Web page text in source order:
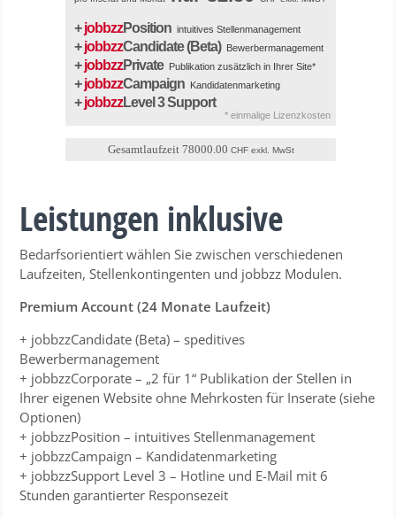
Leistungen inklusive
Bedarfsorientiert wählen Sie zwischen verschiedenen
Laufzeiten, Stellenkontingenten und jobbzz Modulen.
Premium Account (24 Monate Laufzeit)
+ jobbzzCandidate (Beta) – speditives
Bewerbermanagement
+ jobbzzCorporate – „2 für 1“ Publikation der Stellen in
Ihrer eigenen Website ohne Mehrkosten für Inserate (siehe
Optionen)
+ jobbzzPosition – intuitives Stellenmanagement
+ jobbzzCampaign – Kandidatenmarketing
+ jobbzzSupport Level 3 – Hotline und E-Mail mit 6
Stunden garantierter Responsezeit